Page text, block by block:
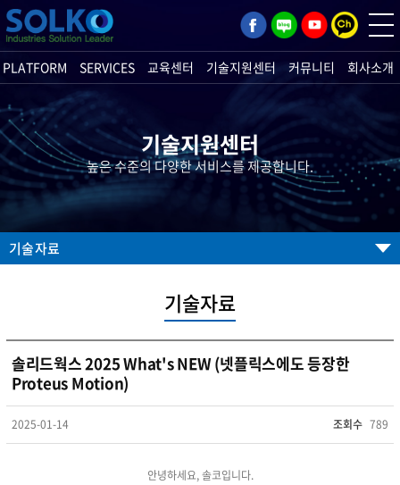
PLATFORM SERVICES 교육센터 기술지원센터 커뮤니티 회사소개
기술지원센터
높은 수준의 다양한 서비스를 제공합니다.
기술자료
기술자료
솔리드웍스 2025 What's NEW (넷플릭스에도 등장한
Proteus Motion)
2025-01-14 조회수 789
안녕하세요, 솔코입니다.